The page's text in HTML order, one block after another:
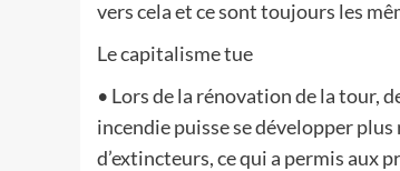
vers cela et ce sont toujours les
Le capitalisme tue
• Lors de la rénovation de la tour,
incendie puisse se développer
d’extincteurs, ce qui a permis aux